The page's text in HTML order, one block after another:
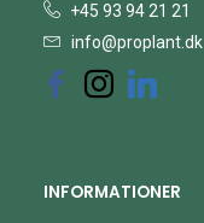
+45 93 94 21 21
info@proplant.dk
INFORMATIONER